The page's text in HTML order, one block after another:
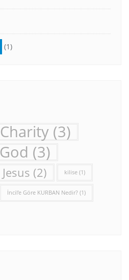
(1)
Charity (3)
God (3)
Jesus (2) kilise (1)
İncil’e Göre KURBAN Nedir? (1)